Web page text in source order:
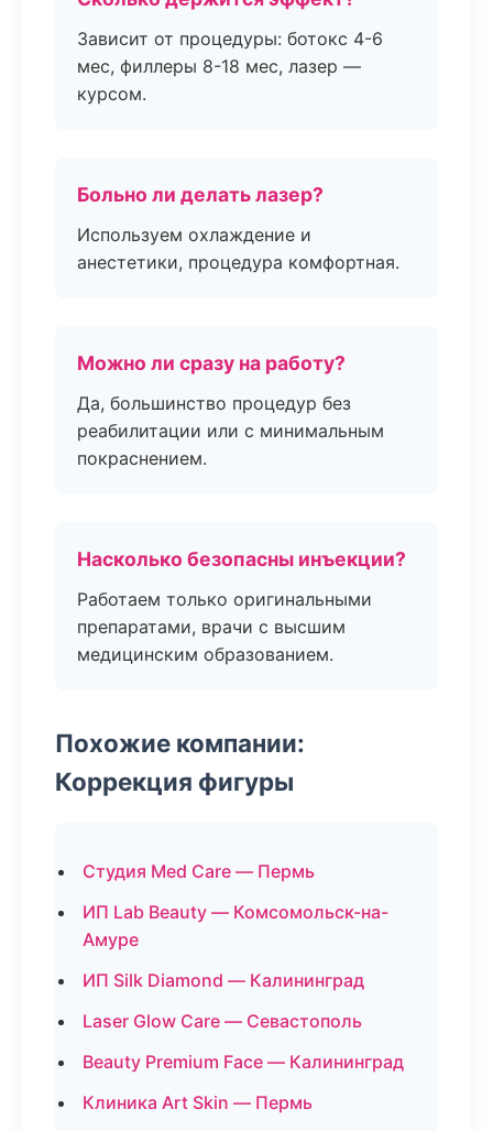
Зависит от процедуры: ботокс 4-6
мес, филлеры 8-18 мес, лазер —
курсом.
Больно ли делать лазер?
Используем охлаждение и
анестетики, процедура комфортная.
Можно ли сразу на работу?
Да, большинство процедур без
реабилитации или с минимальным
покраснением.
Насколько безопасны инъекции?
Работаем только оригинальными
препаратами, врачи с высшим
медицинским образованием.
Похожие компании:
Коррекция фигуры
Студия Med Care — Пермь
ИП Lab Beauty — Комсомольск-на-
Амуре
ИП Silk Diamond — Калининград
Laser Glow Care — Севастополь
Beauty Premium Face — Калининград
Клиника Art Skin — Пермь